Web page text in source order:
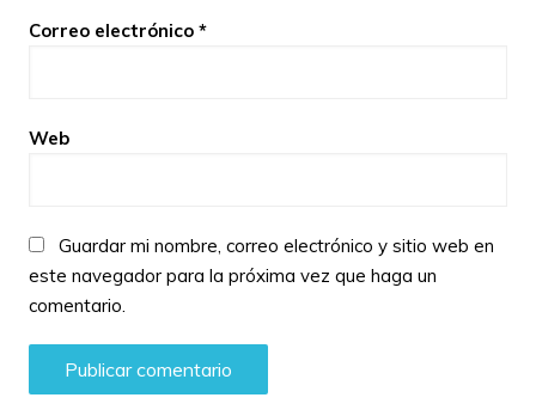
Correo electrónico *
Web
Guardar mi nombre, correo electrónico y sitio web en
este navegador para la próxima vez que haga un
comentario.